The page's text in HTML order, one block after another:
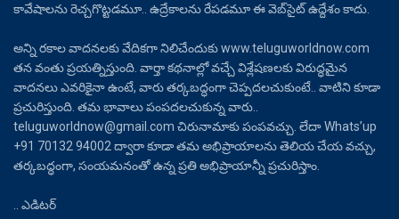
కావేషాలను రెచ్చగొట్టడమూ.. ఉద్రేకాలను రేపడమూ ఈ వెబ్‌సైట్ ఉద్దేశం కాదు.
అన్ని రకాల వాదనలకు వేదికగా నిలిచేందుకు www.teluguworldnow.com
తన వంతు ప్రయత్నిస్తుంది. వార్తా కథనాల్లో వచ్చే విశ్లేషణలకు విరుద్ధమైన
వాదనలు ఎవరికైనా ఉంటే, వారు తర్కబద్ధంగా చెప్పదలచుకుంటే.. వాటిని కూడా
ప్రచురిస్తుంది. తమ భావాలు పంపదలచుకున్న వారు..
teluguworldnow@gmail.com చిరునామాకు పంపవచ్చు. లేదా Whats’up
+91 70132 94002 ద్వారా కూడా తమ అభిప్రాయాలను తెలియ చేయ వచ్చు,
తర్కబద్ధంగా, సంయమనంతో ఉన్న ప్రతి అభిప్రాయాన్నీ ప్రచురిస్తాం.
.. ఎడిటర్